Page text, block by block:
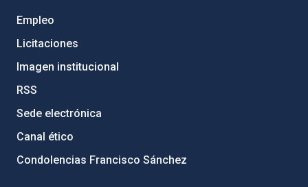
Empleo
Licitaciones
Imagen institucional
RSS
Sede electrónica
Canal ético
Condolencias Francisco Sánchez